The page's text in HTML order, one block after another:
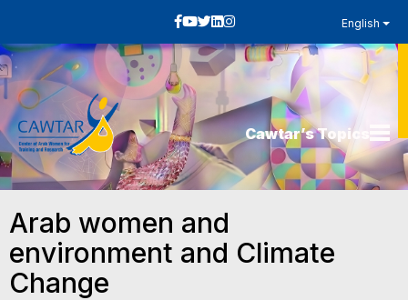
English
Cawtar’s Topics
Arab women and
environment and Climate
Change